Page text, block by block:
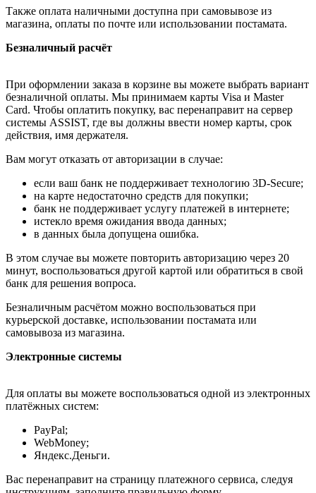
Также оплата наличными доступна при самовывозе из
магазина, оплаты по почте или использовании постамата.
Безналичный расчёт
При оформлении заказа в корзине вы можете выбрать вариант
безналичной оплаты. Мы принимаем карты Visa и Master
Card. Чтобы оплатить покупку, вас перенаправит на сервер
системы ASSIST, где вы должны ввести номер карты, срок
действия, имя держателя.
Вам могут отказать от авторизации в случае:
если ваш банк не поддерживает технологию 3D-Secure;
на карте недостаточно средств для покупки;
банк не поддерживает услугу платежей в интернете;
истекло время ожидания ввода данных;
в данных была допущена ошибка.
В этом случае вы можете повторить авторизацию через 20
минут, воспользоваться другой картой или обратиться в свой
банк для решения вопроса.
Безналичным расчётом можно воспользоваться при
курьерской доставке, использовании постамата или
самовывоза из магазина.
Электронные системы
Для оплаты вы можете воспользоваться одной из электронных
платёжных систем:
PayPal;
WebMoney;
Яндекс.Деньги.
Вас перенаправит на страницу платежного сервиса, следуя